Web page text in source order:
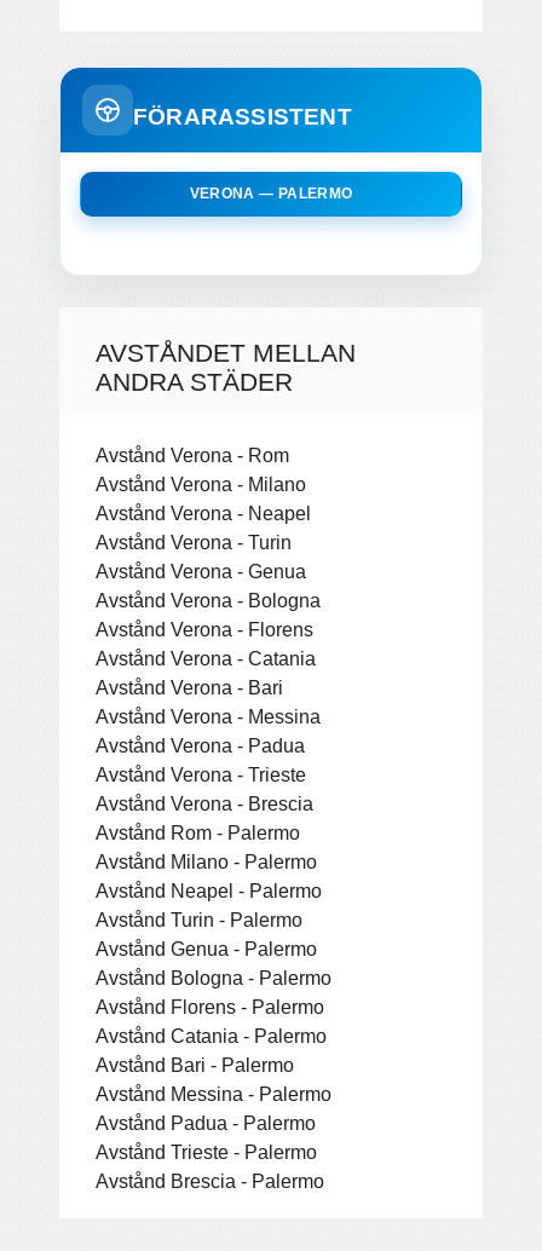
FÖRARASSISTENT
VERONA — PALERMO
AVSTÅNDET MELLAN
ANDRA STÄDER
Avstånd Verona - Rom
Avstånd Verona - Milano
Avstånd Verona - Neapel
Avstånd Verona - Turin
Avstånd Verona - Genua
Avstånd Verona - Bologna
Avstånd Verona - Florens
Avstånd Verona - Catania
Avstånd Verona - Bari
Avstånd Verona - Messina
Avstånd Verona - Padua
Avstånd Verona - Trieste
Avstånd Verona - Brescia
Avstånd Rom - Palermo
Avstånd Milano - Palermo
Avstånd Neapel - Palermo
Avstånd Turin - Palermo
Avstånd Genua - Palermo
Avstånd Bologna - Palermo
Avstånd Florens - Palermo
Avstånd Catania - Palermo
Avstånd Bari - Palermo
Avstånd Messina - Palermo
Avstånd Padua - Palermo
Avstånd Trieste - Palermo
Avstånd Brescia - Palermo